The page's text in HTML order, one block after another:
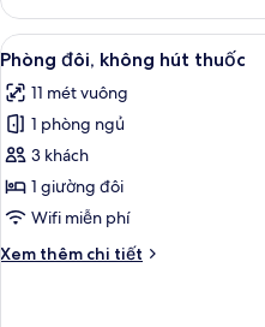
Phòng
đơn,
không
thuốc
Xem
tất
cả
ảnh
Phòng
đôi,
không
thuốc
13
Phòng đôi, không hút thuốc
11 mét vuông
1 phòng ngủ
3 khách
1 giường đôi
Wifi miễn phí
Xem thêm chi tiết
Chi